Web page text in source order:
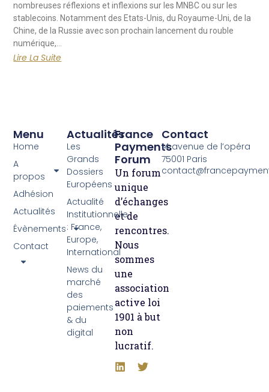
nombreuses réflexions et inflexions sur les MNBC ou sur les
stablecoins. Notamment des Etats-Unis, du Royaume-Uni, de la
Chine, de la Russie avec son prochain lancement du rouble
numérique,…
Lire La Suite
France
Payments
Forum
Un forum
unique
d’échanges
et de
rencontres.
Nous
sommes
une
association
active loi
1901 à but
non
lucratif.
Actualités
Les
Grands
Dossiers
Européens
Actualité
Institutionnelle
: France,
Europe,
International
News du
marché
des
paiements
& du
digital
Menu
Home
A
propos
Adhésion
Actualités
Évènements
Contact
Contact
14 avenue de l’opéra
75001 Paris